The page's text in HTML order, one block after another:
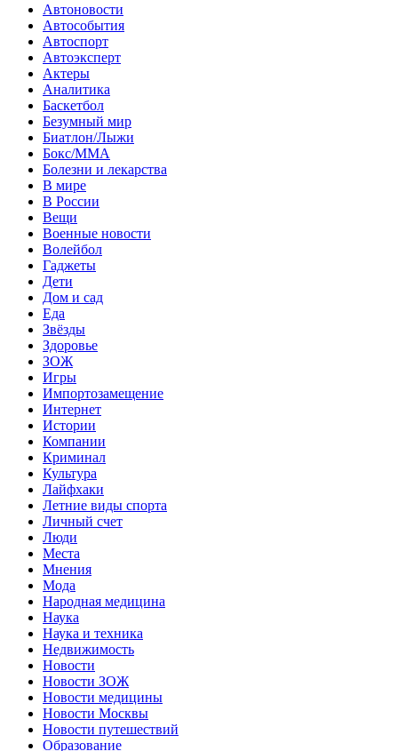
Автоновости
Автособытия
Автоспорт
Автоэксперт
Актеры
Аналитика
Баскетбол
Безумный мир
Биатлон/Лыжи
Бокс/MMA
Болезни и лекарства
В мире
В России
Вещи
Военные новости
Волейбол
Гаджеты
Дети
Дом и сад
Еда
Звёзды
Здоровье
ЗОЖ
Игры
Импортозамещение
Интернет
Истории
Компании
Криминал
Культура
Лайфхаки
Летние виды спорта
Личный счет
Люди
Места
Мнения
Мода
Народная медицина
Наука
Наука и техника
Недвижимость
Новости
Новости ЗОЖ
Новости медицины
Новости Москвы
Новости путешествий
Образование